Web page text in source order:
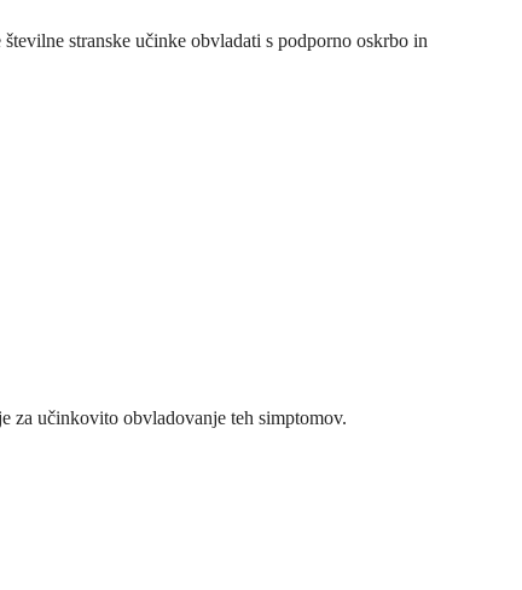
stranske učinke obvladati s podporno oskrbo in
za učinkovito obvladovanje teh simptomov.